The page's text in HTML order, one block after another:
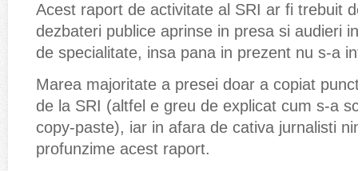
Acest raport de activitate al SRI ar fi trebuit
dezbateri publice aprinse in presa si audieri
de specialitate, insa pana in prezent nu s-a
Marea majoritate a presei doar a copiat
de la SRI (altfel e greu de explicat cum s-a
copy-paste), iar in afara de cativa jurnalisti
profunzime acest raport.